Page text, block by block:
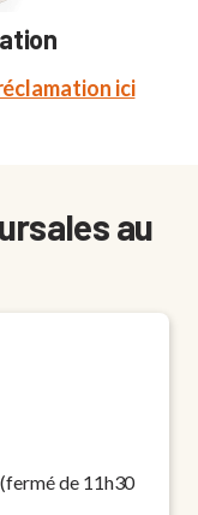
ici
au
de 11h30